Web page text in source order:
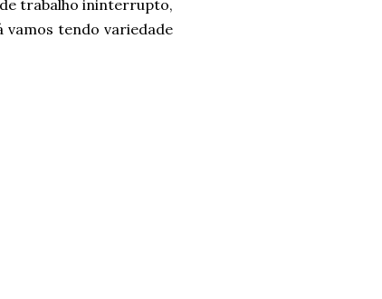
trabalho ininterrupto,
vamos tendo variedade